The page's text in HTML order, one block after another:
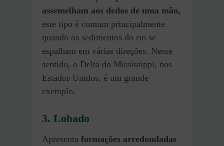
assemelham aos dedos de uma mão,
este tipo é comum principalmente
quando os sedimentos do rio se
espalham em várias direções. Nesse
sentido, o Delta do Mississippi, nos
Estados Unidos, é um grande
exemplo.
3. Lobado
Apresenta formações arredondadas